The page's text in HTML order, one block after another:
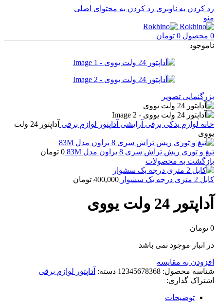
رد کردن به ناوبری رد کردن به محتوای اصلی
منو
0 محصول 0 تومان
ناموجود
بزرگنمایی تصویر
خانه لوازم یدکی برقی آرایشی آداپتور لوازم برقی
آداپتور 24 ولت
یووی
تیغ و توری ریش تراش سری 8 براون مدل 83M 0 تومان
بازگشت به محصولات
کابل 2 متری درجه یک سشوار 400,000 تومان
آداپتور 24 ولت یووی
0 تومان
در انبار موجود نمی باشد
افزودن به مقایسه
شناسه محصول: 12345678368 دسته: آداپتور لوازم برقی
اشتراک گذاری:
توضیحات